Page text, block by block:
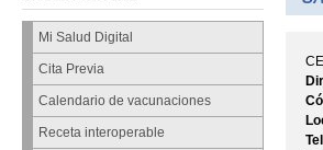
Mi Salud Digital
Cita Previa
Calendario de vacunaciones
Receta interoperable